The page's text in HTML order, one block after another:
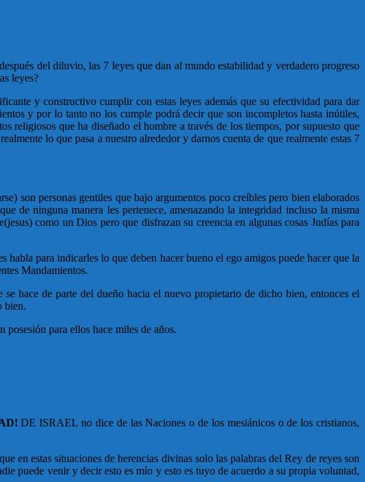
del diluvio, las 7 leyes que dan al mundo estabilidad y verdadero progreso
leyes?
y constructivo cumplir con estas leyes además que su efectividad para dar
y por lo tanto no los cumple podrá decir que son incompletos hasta inútiles,
religiosos que ha diseñado el hombre a través de los tiempos, por supuesto que
lo que pasa a nuestro alrededor y darnos cuenta de que realmente estas 7
son personas gentiles que bajo argumentos poco creíbles pero bien elaborados
de ninguna manera les pertenece, amenazando la integridad incluso la misma
como un Dios pero que disfrazan su creencia en algunas cosas Judías para
para indicarles lo que deben hacer bueno el ego amigos puede hacer que la
Mandamientos.
hace de parte del dueño hacia el nuevo propietario de dicho bien, entonces el
bien.
para ellos hace miles de años.
DE ISRAEL no dice de las Naciones o de los mesiánicos o de los cristianos,
en estas situaciones de herencias divinas solo las palabras del Rey de reyes son
puede venir y decir esto es mío y esto es tuyo de acuerdo a su propia voluntad,